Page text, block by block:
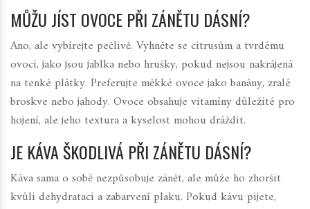
MŮŽU JÍST OVOCE PŘI ZÁNĚTU DÁSNÍ?
Ano, ale vybírejte pečlivě. Vyhněte se citrusům a tvrdému
ovoci, jako jsou jablka nebo hrušky, pokud nejsou nakrájená
na tenké plátky. Preferujte měkké ovoce jako banány, zralé
broskve nebo jahody. Ovoce obsahuje vitamíny důležité pro
hojení, ale jeho textura a kyselost mohou dráždit.
JE KÁVA ŠKODLIVÁ PŘI ZÁNĚTU DÁSNÍ?
Káva sama o sobě nezpůsobuje zánět, ale může ho zhoršit
kvůli dehydrataci a zabarvení plaku. Pokud kávu pijete,